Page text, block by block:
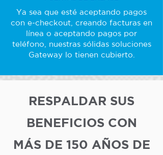
Ya sea que esté aceptando pagos
con e-checkout, creando facturas en
línea o aceptando pagos por
teléfono, nuestras sólidas soluciones
Gateway lo tienen cubierto.
RESPALDAR SUS
BENEFICIOS CON
MÁS DE 150 AÑOS DE